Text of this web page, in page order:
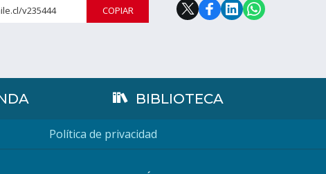
v235444
BIBLIOTECA
Política de privacidad